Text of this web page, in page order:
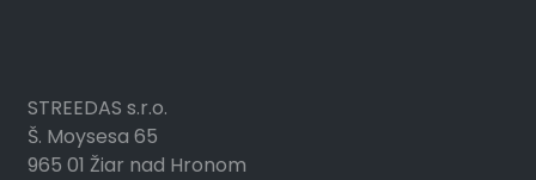
STREEDAS s.r.o.
Š. Moysesa 65
965 01 Žiar nad Hronom